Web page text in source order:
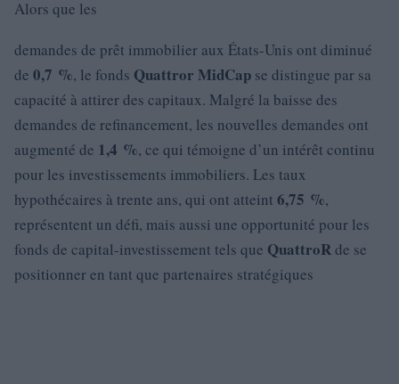
Alors que les
demandes de prêt immobilier aux États-Unis ont diminué
de 0,7 %, le fonds Quattror MidCap se distingue par sa
capacité à attirer des capitaux. Malgré la baisse des
demandes de refinancement, les nouvelles demandes ont
augmenté de 1,4 %, ce qui témoigne d’un intérêt continu
pour les investissements immobiliers. Les taux
hypothécaires à trente ans, qui ont atteint 6,75 %,
représentent un défi, mais aussi une opportunité pour les
fonds de capital-investissement tels que QuattroRde se
positionner en tant que partenaires stratégiques